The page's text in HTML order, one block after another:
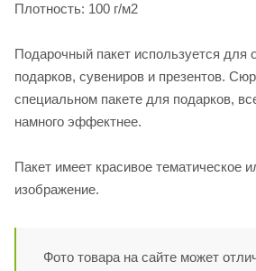
Плотность: 100 г/м2
Подарочный пакет используется для
подарков, сувениров и презентов.
специальном пакете для подарков,
намного эффектнее.
Пакет имеет красивое тематическое
изображение.
Фото товара на сайте может